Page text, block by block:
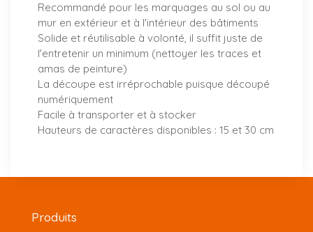
Recommandé pour les marquages au sol ou au
mur en extérieur et à l'intérieur des bâtiments
Solide et réutilisable à volonté, il suffit juste de
l'entretenir un minimum (nettoyer les traces et
amas de peinture)
La découpe est irréprochable puisque découpé
numériquement
Facile à transporter et à stocker
Hauteurs de caractères disponibles : 15 et 30 cm
Produits